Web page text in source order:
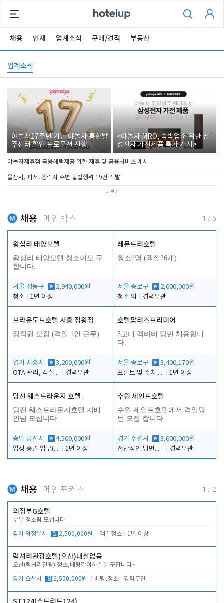
채용 인재 업계소식 구매/견적 부동산
업계소식
야놀자17주년 기념 야놀자 통합발
주센터 할인 프로모션 진행
<야놀자 MRO, 숙박업소 위한 삼
성전자 가전제품 특가 개시>
야놀자제휴점 금융혜택제공 위한 제휴 및 금융서비스 게시
울산시, 피서․행락지 주변 불법행위 19건 적발
더보기
채용 메인박스 1 / 5
왕십리 태양모텔
왕십리 태양모텔 청소이모 구
합니다.
서울 성동구 월 2,940,000원
청소
1년 이상
레몬트리호텔
청소1명 (객실26개)
서울 종로구 월 2,600,000원
청소 외
경력무관
브라운도트호텔 시흥 정왕점
정직원 모집 (격일 1인 근무)
경기 시흥시 월 3,200,000원
OTA 관리, 객실점검, 고객응대, 시설관리
경력무관
호텔팝리즈프리미어
3교대 격비비 당번 채용합니
다.
서울 종로구 월 3,400,170원
프론트 및 주차 객실관리
1년 이상
당진 웨스트라운지 호텔
당진 웨스트라운지호텔 지배
인님 모십니다
충남 당진시 월 4,500,000원
업장 총괄 업무(예약,시설 및 직원관리 등)
1년 이상
수원 세인트호텔
수원 세인트호텔에서 격일당
번 모집 합니다
경기 수원시 월 3,600,000원
전반적인 당번업무
경력무관
채용 메인포커스 1 / 2
의정부G호텔
부부 청소팀 모십니다
경기 의정부시 월 2,500,000원 객실청소 1년 이상
럭셔리관광호텔(오산)대실없음
오산(럭셔리관광) 청소,베팅같이하실분 구합니다~
경기 오산시 월 2,500,000원 베팅,청소 경력무관